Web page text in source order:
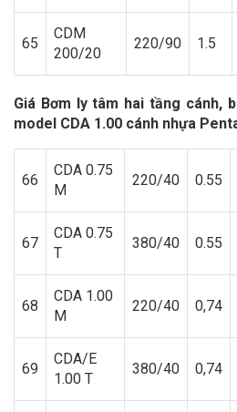
65
CDM
200/20
220/90 1.5
Giá Bơm ly tâm hai tầng cánh,
model CDA 1.00 cánh nhựa
66
CDA 0.75
M
220/40 0.55
67
CDA 0.75
T
380/40 0.55
68
CDA 1.00
M
220/40 0,74
69
CDA/E
1.00 T
380/40 0,74